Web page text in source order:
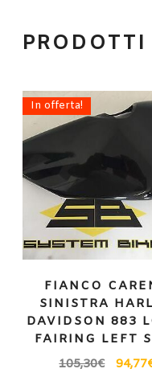
PRODOTTI
In offerta!
FIANCO
SINISTRA
DAVIDSON 883
FAIRING LEFT
105,30€ 94,77